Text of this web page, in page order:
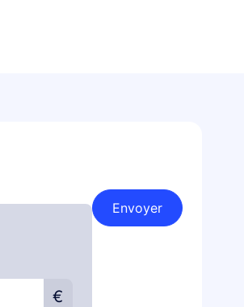
€
Envoyer